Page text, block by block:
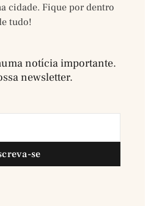
cidade. Fique por dentro
tudo!
notícia importante.
newsletter.​
se